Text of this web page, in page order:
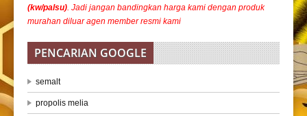
(kw/palsu). Jadi jangan bandingkan harga kami dengan produk
murahan diluar agen member resmi kami
PENCARIAN GOOGLE
semalt
propolis melia